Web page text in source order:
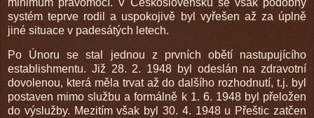
systém teprve rodil a uspokojivě byl vyřešen až za úplně
jiné situace v padesátých letech.
Po Únoru se stal jednou z prvních obětí nastupujícího
establishmentu. Již 28. 2. 1948 byl odeslán na zdravotní
dovolenou, která měla trvat až do dalšího rozhodnutí, t.j. byl
postaven mimo službu a formálně k 1. 6. 1948 byl přeložen
do výslužby. Mezitím však byl 30. 4. 1948 u Přeštic zatčen